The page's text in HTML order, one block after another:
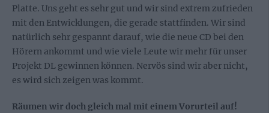
Platte. Uns geht es sehr gut und wir sind extrem zufrieden
mit den Entwicklungen, die gerade stattfinden. Wir sind
natürlich sehr gespannt darauf, wie die neue CD bei den
Hörern ankommt und wie viele Leute wir mehr für unser
Projekt DL gewinnen können. Nervös sind wir aber nicht,
es wird sich zeigen was kommt.
Räumen wir doch gleich mal mit einem Vorurteil auf!